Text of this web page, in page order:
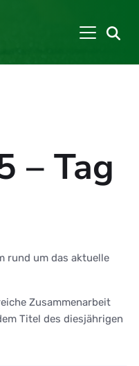
– Tag
rund um das aktuelle
Zusammenarbeit
Titel des diesjährigen